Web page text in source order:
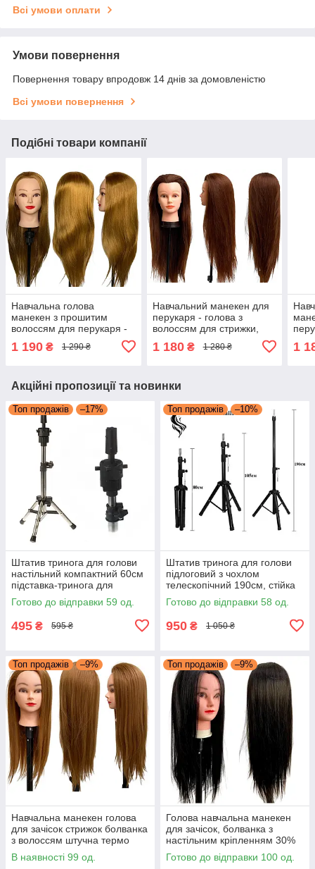
Всі умови оплати
Умови повернення
Повернення товару впродовж 14 днів за домовленістю
Всі умови повернення
Подібні товари компанії
Навчальна голова
манекен з прошитим
волоссям для перукаря -
моделювання зачісок 30%
1 190 ₴ 1 290 ₴
Навчальний манекен для
перукаря - голова з
волоссям для стрижки,
укладання, плетіння, 40%
натур.волос світло-
1 180₴ 1 280 ₴ 1
Акційні пропозиції та новинки
Топ продажів –17%
Штатив тринога для голови
настільний компактний 60см
підставка-тринога для
голови-манекена
Готово до відправки 59 од.
495 ₴ 595 ₴
Топ продажів –10%
Штатив тринога для голови
підлоговий з чохлом
телескопічний 190см, стійка
підставка для болванки-
манекена.
Готово до відправки 58 од.
950 ₴ 1 050 ₴
Топ продажів –9%
Навчальна манекен голова
для зачісок стрижок болванка
з волоссям штучна термо
світло-каштанова
В наявності 99 од.
Топ продажів –9%
Голова навчальна манекен
для зачісок, болванка з
настільним кріпленням 30%
натурального волосся, 65-
70см Чорна
Готово до відправки 100 од.